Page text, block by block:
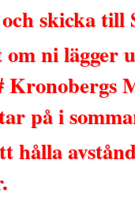
skicka
ni lägger
Kronobergs
på i
hålla